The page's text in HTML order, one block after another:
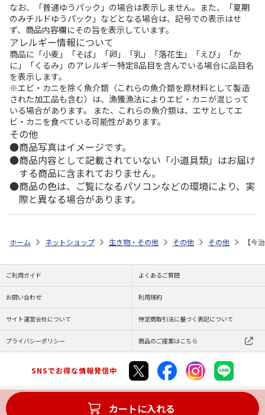
なお、「普通ゆうパック」の場合は表示しません。また、「夏期
のみチルドゆうパック」などとなる場合は、記号での表示はせ
ず、商品内容欄にその旨を表示しています。
アレルギー情報について
商品に「小麦」「そば」「卵」「乳」「落花生」「えび」「か
に」「くるみ」のアレルギー特定8品目を含んでいる場合に品目名
を表示します。
※エビ・カニを除く魚介類（これらの魚介類を原材料として製造
された加工品も含む）は、漁獲漁法によりエビ・カニが混じって
いる場合があります。 また、これらの魚介類は、エサとしてエ
ビ・カニを食べている可能性があります。
その他
商品写真はイメージです。
商品内容として記載されていない「小道具類」はお届け
する商品に含まれておりません。
商品の色は、ご覧になるパソコンなどの環境により、実
際と異なる場合があります。
カートに入れる
ホーム ネットショップ 生き物・その他 その他 その他 【
ご利用ガイド よくあるご質問
お問い合わせ 利用規約
サイト運営会社について 特定商取引法に基づく表記について
プライバシーポリシー 商品のご提案はこちら
SNSでお得な情報発信中